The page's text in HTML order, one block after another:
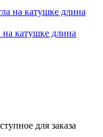
катушке длина
для заказа